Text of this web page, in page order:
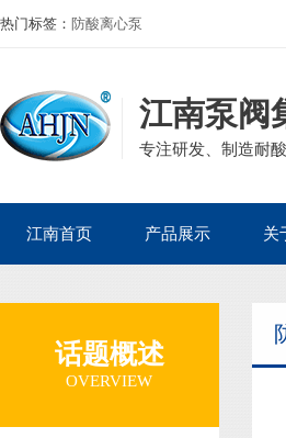
热门标签： 防酸离心泵
江南泵阀
专注研发、制造耐
江南首页
集团案例
产品展示
自吸泵
关
董
发
话题概述
OVERVIEW